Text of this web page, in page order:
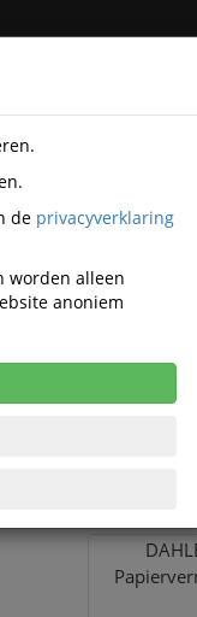
de privacyverklaring
worden alleen
anoniem